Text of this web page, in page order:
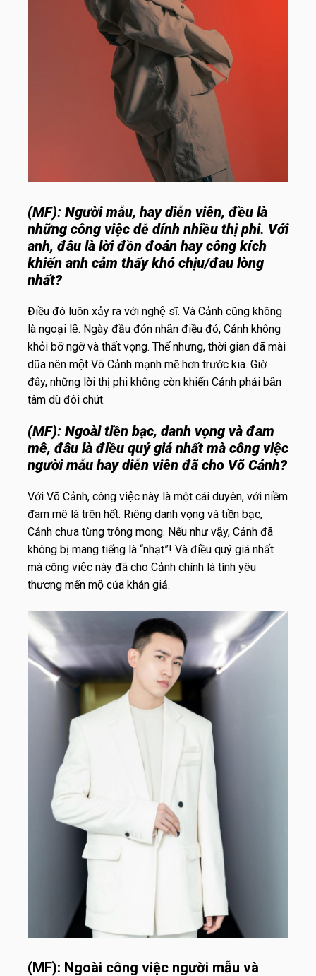
(MF): Người mẫu, hay diễn viên, đều là
những công việc dễ dính nhiều thị phi. Với
anh, đâu là lời đồn đoán hay công kích
khiến anh cảm thấy khó chịu/đau lòng
nhất?
Điều đó luôn xảy ra với nghệ sĩ. Và Cảnh cũng không
là ngoại lệ. Ngày đầu đón nhận điều đó, Cảnh không
khỏi bỡ ngỡ và thất vọng. Thế nhưng, thời gian đã mài
dũa nên một Võ Cảnh mạnh mẽ hơn trước kia. Giờ
đây, những lời thị phi không còn khiến Cảnh phải bận
tâm dù đôi chút.
(MF): Ngoài tiền bạc, danh vọng và đam
mê, đâu là điều quý giá nhất mà công việc
người mẫu hay diễn viên đã cho Võ Cảnh?
Với Võ Cảnh, công việc này là một cái duyên, với niềm
đam mê là trên hết. Riêng danh vọng và tiền bạc,
Cảnh chưa từng trông mong. Nếu như vậy, Cảnh đã
không bị mang tiếng là “nhạt”! Và điều quý giá nhất
mà công việc này đã cho Cảnh chính là tình yêu
thương mến mộ của khán giả.
(MF): Ngoài công việc người mẫu và